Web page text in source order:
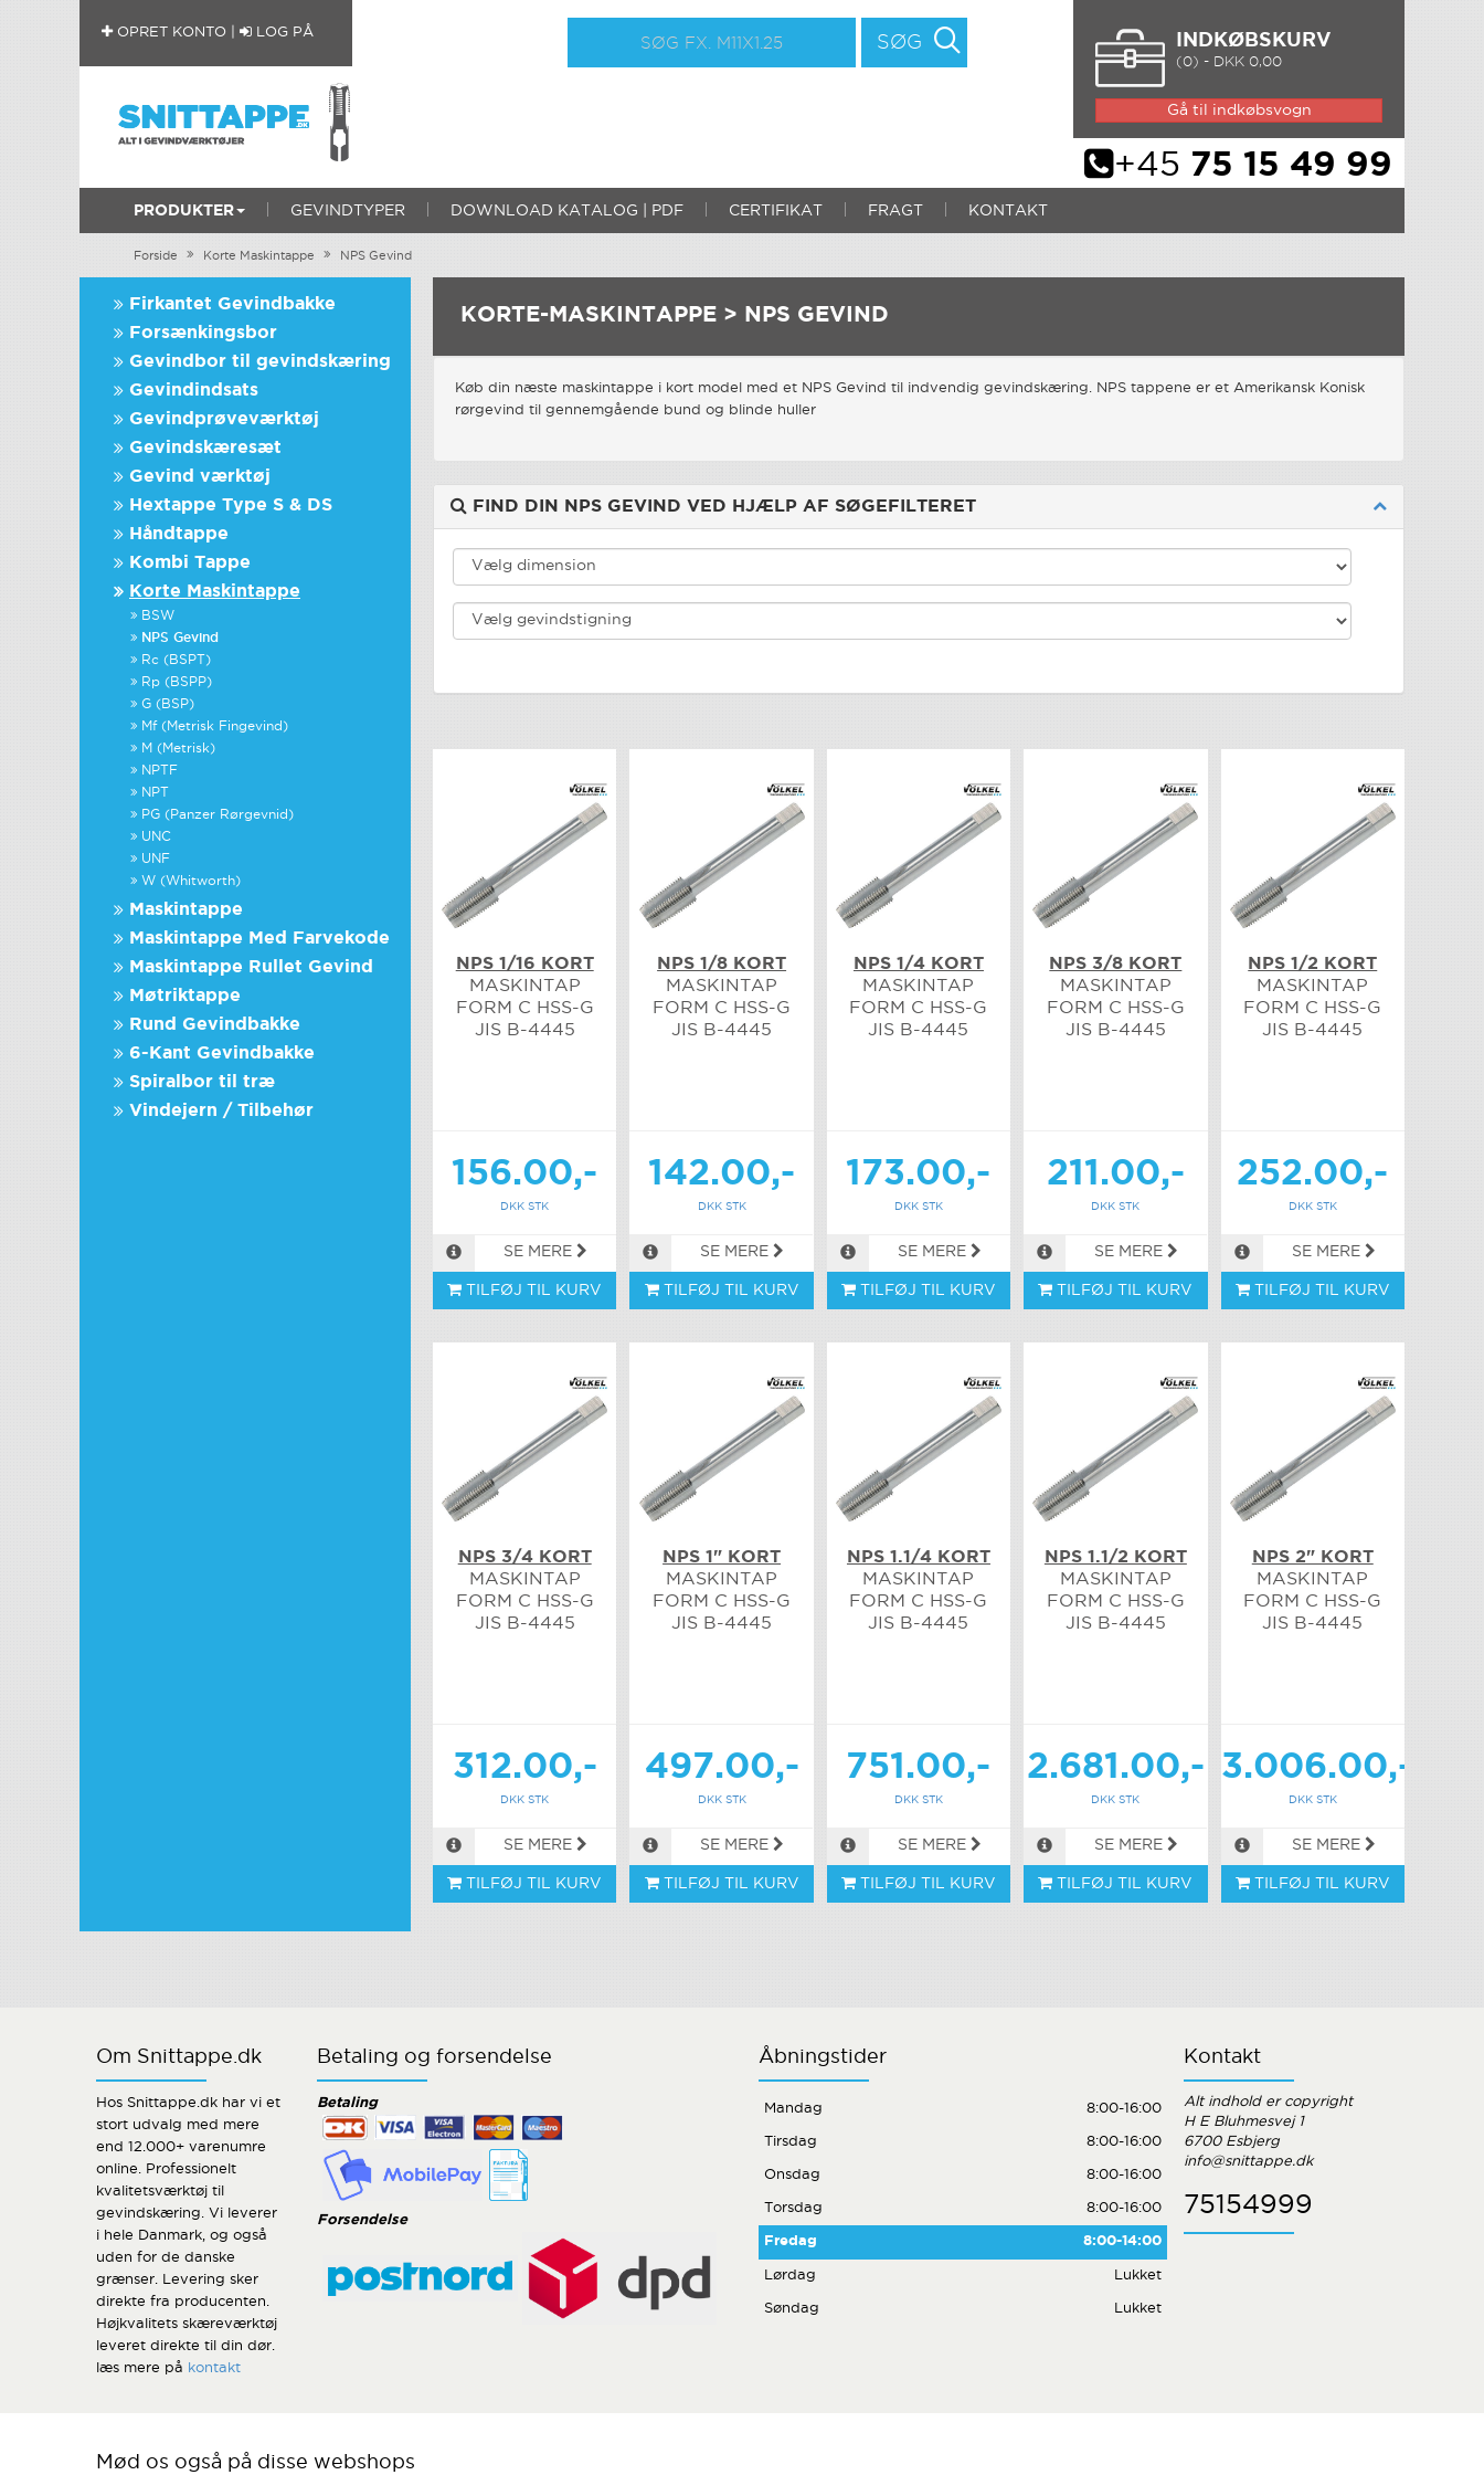
OPRET KONTO LOG PÅ INDKØBSKURV
(0) - DKK 0,00
Gå til indkøbsvogn
PRODUKTER GEVINDTYPER DOWNLOAD KATALOG | PDF CERTIFIKAT FRAGT KONTAKT
+45 75 15 49 99
SØG
Forside Korte Maskintappe NPS Gevind
Firkantet Gevindbakke
Forsænkingsbor
Gevindbor til gevindskæring
Gevindindsats
Gevindprøveværktøj
Gevindskæresæt
Gevind værktøj
Hextappe Type S & DS
Håndtappe
Kombi Tappe
Korte Maskintappe
BSW
NPS Gevind
Rc (BSPT)
Rp (BSPP)
G (BSP)
Mf (Metrisk Fingevind)
M (Metrisk)
NPTF
NPT
PG (Panzer Rørgevnid)
UNC
UNF
W (Whitworth)
Maskintappe
Maskintappe Med Farvekode
Maskintappe Rullet Gevind
Møtriktappe
Rund Gevindbakke
6-Kant Gevindbakke
Spiralbor til træ
Vindejern / Tilbehør
KORTE-MASKINTAPPE > NPS GEVIND
Køb din næste maskintappe i kort model med et NPS Gevind til indvendig gevindskæring. NPS tappene er et Amerikansk Konisk
rørgevind til gennemgående bund og blinde huller
FIND DIN NPS GEVIND VED HJÆLP AF SØGEFILTERET
NPS 1/16 KORT
MASKINTAP
FORM C HSS-G
JIS B-4445
156.00,-
DKK STK
SE MERE
TILFØJ TIL KURV
NPS 1/8 KORT
MASKINTAP
FORM C HSS-G
JIS B-4445
142.00,-
DKK STK
SE MERE
TILFØJ TIL KURV
NPS 1/4 KORT
MASKINTAP
FORM C HSS-G
JIS B-4445
173.00,-
DKK STK
SE MERE
TILFØJ TIL KURV
NPS 3/8 KORT
MASKINTAP
FORM C HSS-G
JIS B-4445
211.00,-
DKK STK
SE MERE
TILFØJ TIL KURV
NPS 1/2 KORT
MASKINTAP
FORM C HSS-G
JIS B-4445
252.00,-
DKK STK
SE MERE
TILFØJ TIL KURV
NPS 3/4 KORT
MASKINTAP
FORM C HSS-G
JIS B-4445
312.00,-
DKK STK
SE MERE
TILFØJ TIL KURV
NPS 1" KORT
MASKINTAP
FORM C HSS-G
JIS B-4445
497.00,-
DKK STK
SE MERE
TILFØJ TIL KURV
NPS 1.1/4 KORT
MASKINTAP
FORM C HSS-G
JIS B-4445
751.00,-
DKK STK
SE MERE
TILFØJ TIL KURV
NPS 1.1/2 KORT
MASKINTAP
FORM C HSS-G
JIS B-4445
2.681.00,-
DKK STK
SE MERE
TILFØJ TIL KURV
NPS 2" KORT
MASKINTAP
FORM C HSS-G
JIS B-4445
3.006.00,-
DKK STK
SE MERE
TILFØJ TIL KURV
Om Snittappe.dk
Hos Snittappe.dk har vi et
stort udvalg med mere
end 12.000+ varenumre
online. Professionelt
kvalitetsværktøj til
gevindskæring. Vi leverer
i hele Danmark, og også
uden for de danske
grænser. Levering sker
direkte fra producenten.
Højkvalitets skæreværktøj
leveret direkte til din dør.
læs mere på
kontakt
Betaling og forsendelse
Betaling
Forsendelse
Åbningstider
Mandag 8:00-16:00
Tirsdag 8:00-16:00
Onsdag 8:00-16:00
Torsdag 8:00-16:00
Fredag 8:00-14:00
Lørdag Lukket
Søndag Lukket
Kontakt
Alt indhold er copyright
H E Bluhmesvej 1
6700 Esbjerg
info@snittappe.dk
75154999
Mød os også på disse webshops